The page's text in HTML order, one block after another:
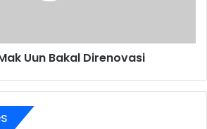
Uun Bakal Direnovasi